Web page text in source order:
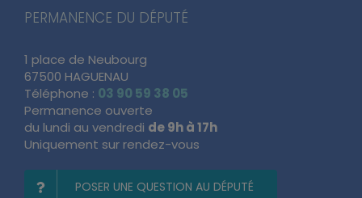
PERMANENCE DU DÉPUTÉ
1 place de Neubourg
67500 HAGUENAU
Téléphone : 03 90 59 38 05
Permanence ouverte
du lundi au vendredi de 9h à 17h
Uniquement sur rendez-vous
POSER UNE QUESTION AU DÉPUTÉ